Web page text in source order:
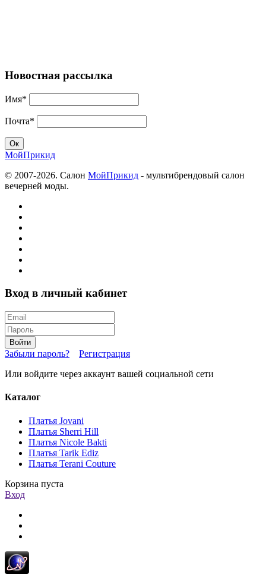
Новостная рассылка
Имя*
Почта*
МойПрикид
© 2007-2026. Салон МойПрикид - мультибрендовый салон
вечерней моды.
Вход в личный кабинет
Войти
Забыли пароль?
Регистрация
Или войдите через аккаунт вашей социальной сети
Каталог
Платья Jovani
Платья Sherri Hill
Платья Nicole Bakti
Платья Tarik Ediz
Платья Terani Couture
Корзина пуста
Вход